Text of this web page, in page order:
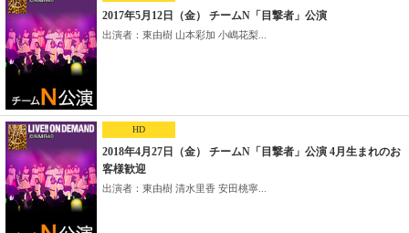
2017年5月12日（金） チームN「目撃者」公演
出演者：東由樹 山本彩加 小嶋花梨...
HD
2018年4月27日（金） チームN「目撃者」公演 4月生まれのお
客様歓迎
出演者：東由樹 清水里香 安田桃寧...